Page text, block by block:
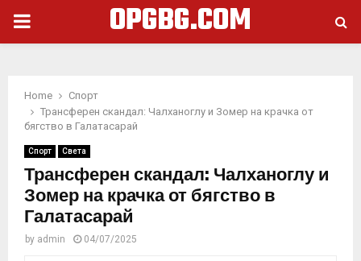
PRIMARY
OPGBG.COM
Home
Спорт
Трансферен скандал: Чалханоглу и Зомер на крачка от
бягство в Галатасарай
Спорт Света
Трансферен скандал: Чалханоглу и
Зомер на крачка от бягство в
Галатасарай
by admin 04/07/2025